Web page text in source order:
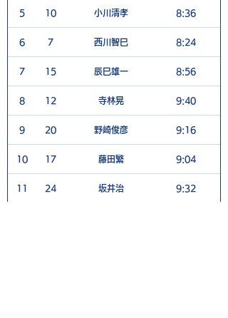
5 10 小川清孝 8:36
6 7 西川智巳 8:24
7 15 辰巳雄一 8:56
8 12 寺林晃 9:40
9 20 野崎俊彦 9:16
10 17 藤田繁 9:04
11 24 坂井治 9:32